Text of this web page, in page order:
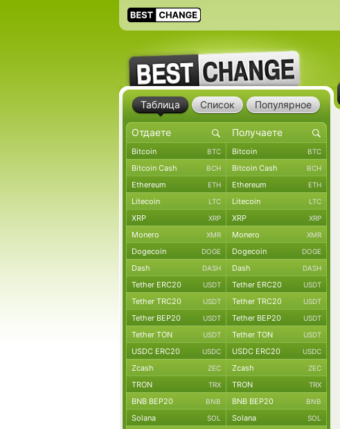
Таблица Список Популярное
Bitcoin BTC Bitcoin BTC
Bitcoin Cash BCH Bitcoin Cash BCH
Ethereum ETH Ethereum ETH
Litecoin LTC Litecoin LTC
XRP XRP XRP XRP
Monero XMR Monero XMR
Dogecoin DOGE Dogecoin DOGE
Dash DASH Dash DASH
Tether ERC20 USDT Tether ERC20 USDT
Tether TRC20 USDT Tether TRC20 USDT
Tether BEP20 USDT Tether BEP20 USDT
Tether TON USDT Tether TON USDT
USDC ERC20 USDC USDC ERC20 USDC
Zcash ZEC Zcash ZEC
TRON TRX TRON TRX
BNB BEP20 BNB BNB BEP20 BNB
Solana SOL Solana SOL